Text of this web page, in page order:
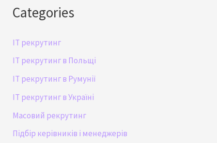
Categories
IT рекрутинг
IT рекрутинг в Польщі
IT рекрутинг в Румунії
IT рекрутинг в Україні
Масовий рекрутинг
Підбір керівників і менеджерів